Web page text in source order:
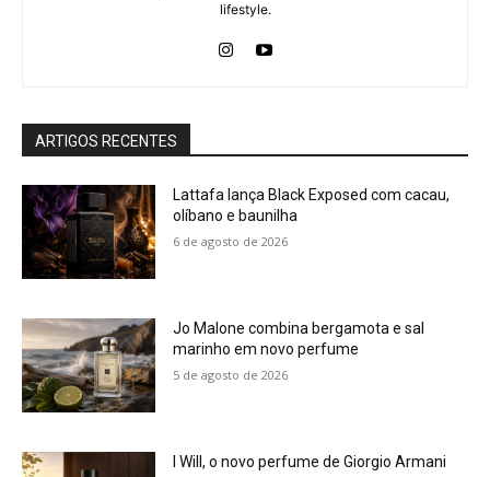
lifestyle.
ARTIGOS RECENTES
Lattafa lança Black Exposed com cacau,
olíbano e baunilha
6 de agosto de 2026
Jo Malone combina bergamota e sal
marinho em novo perfume
5 de agosto de 2026
I Will, o novo perfume de Giorgio Armani